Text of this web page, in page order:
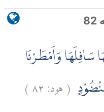
سَافِلَهَا وَاَمْطَرْنَا
(هود:٨٢)